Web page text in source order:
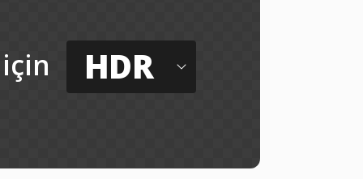
için HDR